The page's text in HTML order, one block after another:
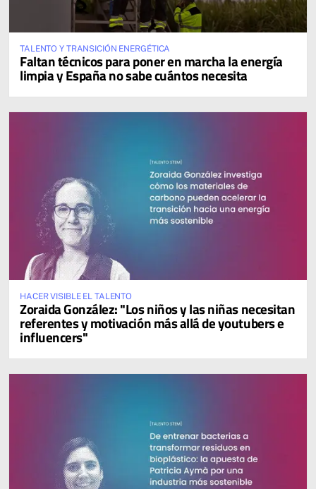
TALENTO Y TRANSICIÓN ENERGÉTICA
Faltan técnicos para poner en marcha la energía
limpia y España no sabe cuántos necesita
HACER VISIBLE EL TALENTO
Zoraida González: "Los niños y las niñas necesitan
referentes y motivación más allá de youtubers e
influencers"